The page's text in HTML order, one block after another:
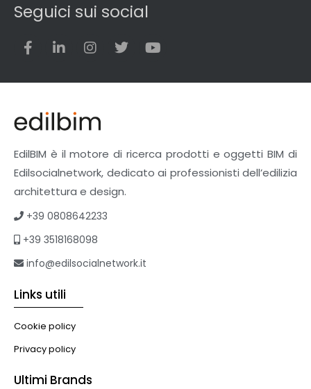
Seguici sui social
EdilBIM è il motore di ricerca prodotti e oggetti BIM di
Edilsocialnetwork, dedicato ai professionisti dell’edilizia
architettura e design.
+39 0808642233
+39 3518168098
info@edilsocialnetwork.it
Links utili
Cookie policy
Privacy policy
Ultimi Brands